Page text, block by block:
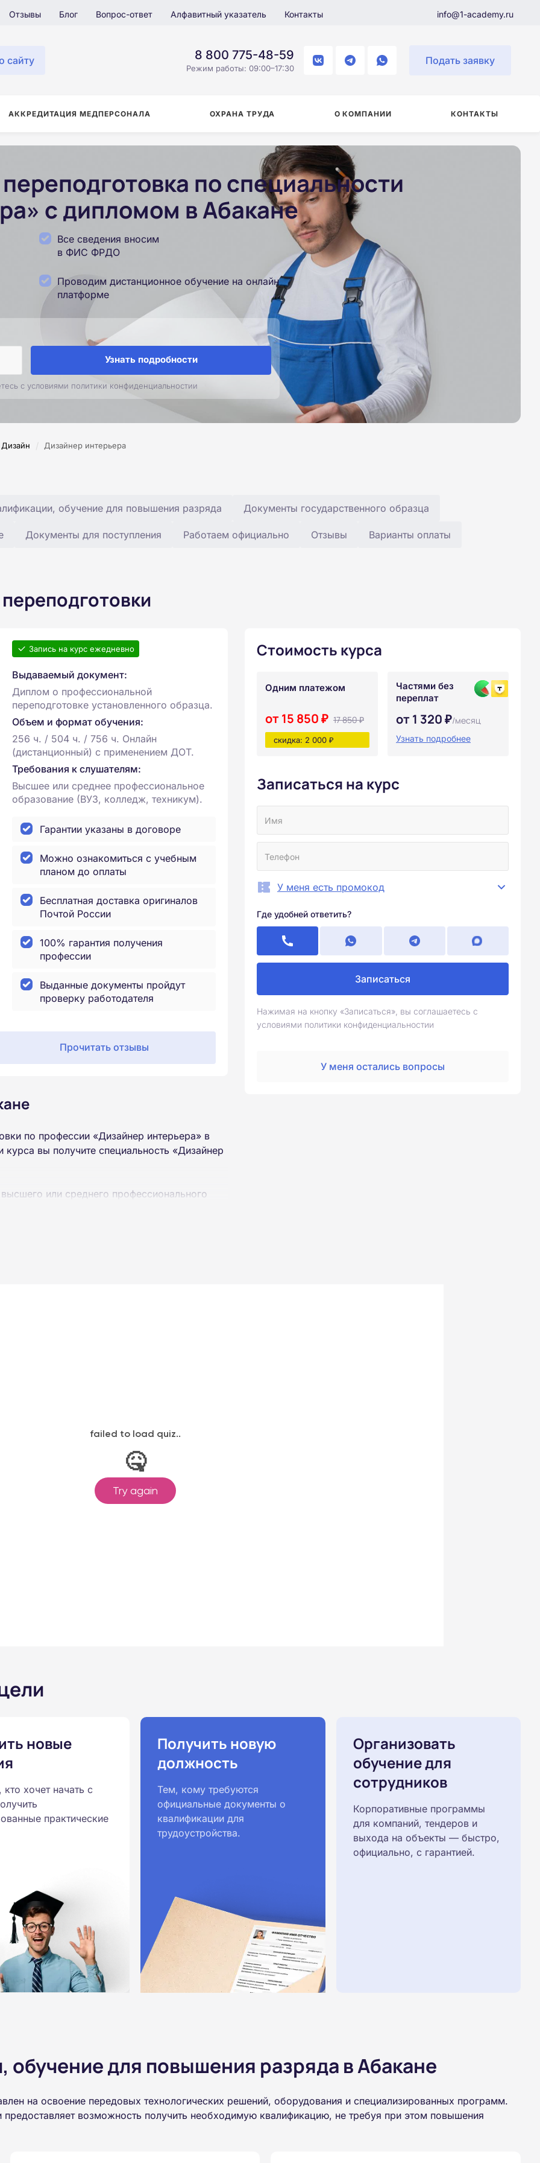
Отзывы Блог Вопрос-ответ Алфавитный указатель Контакты info@1-academy.ru
сайту 8 800 775-48-59
Режим работы: 09:00–17:30
Подать заявку
АККРЕДИТАЦИЯ МЕДПЕРСОНАЛА ОХРАНА ТРУДА О КОМПАНИИ КОНТАКТЫ
по специальности
с дипломом в Абакане
Все сведения вносим
в ФИС ФРДО
Проводим дистанционное обучение на онлайн
платформе
Узнать подробности
с условиями политики конфиденциальностии
Дизайн / Дизайнер интерьера
обучение для повышения разряда Документы государственного образца
Документы для поступления Работаем официально Отзывы Варианты оплаты
Запись на курс ежедневно
Выдаваемый документ:
Диплом о профессиональной
переподготовке установленного образца.
Объем и формат обучения:
256 ч. / 504 ч. / 756 ч. Онлайн
(дистанционный) с применением ДОТ.
Требования к слушателям:
Высшее или среднее профессиональное
образование (ВУЗ, колледж, техникум).
Гарантии указаны в договоре
Можно ознакомиться с учебным
планом до оплаты
Бесплатная доставка оригиналов
Почтой России
100% гарантия получения
профессии
Выданные документы пройдут
проверку работодателя
Прочитать отзывы
по профессии «Дизайнер интерьера» в
вы получите специальность «Дизайнер
или среднего профессионального
образования.
Стоимость курса
Одним платежом
от 15 850 ₽ 17 850 ₽
скидка: 2 000 ₽
Частями без
переплат
от 1 320 ₽/месяц
Узнать подробнее
Записаться на курс
У меня есть промокод
Где удобней ответить?
Записаться
Нажимая на кнопку «Записаться», вы соглашаетесь с
условиями политики конфиденциальностии
У меня остались вопросы
новые
хочет начать с
практические
Получить новую
должность
Тем, кому требуются
официальные документы о
квалификации для
трудоустройства.
Организовать
обучение для
сотрудников
Корпоративные программы
для компаний, тендеров и
выхода на объекты — быстро,
официально, с гарантией.
для повышения разряда в Абакане
на освоение передовых технологических решений, оборудования и специализированных программ.
предоставляет возможность получить необходимую квалификацию, не требуя при этом повышения